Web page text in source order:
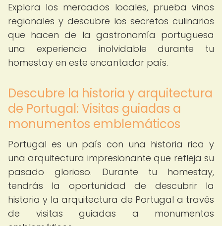
Explora los mercados locales, prueba vinos
regionales y descubre los secretos culinarios
que hacen de la gastronomía portuguesa
una experiencia inolvidable durante tu
homestay en este encantador país.
Descubre la historia y arquitectura
de Portugal: Visitas guiadas a
monumentos emblemáticos
Portugal es un país con una historia rica y
una arquitectura impresionante que refleja su
pasado glorioso. Durante tu homestay,
tendrás la oportunidad de descubrir la
historia y la arquitectura de Portugal a través
de visitas guiadas a monumentos